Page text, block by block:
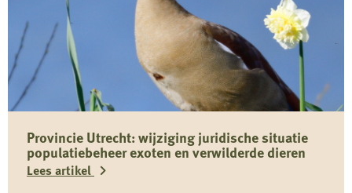
over
Belangrijke
informatie
over
Toxocara
(canis)
wilde
Provincie Utrecht: wijziging juridische situatie
populatiebeheer exoten en verwilderde dieren
Lees artikel